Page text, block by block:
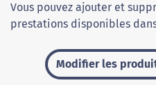
Vous pouvez ajouter et
prestations disponibles
Modifier les